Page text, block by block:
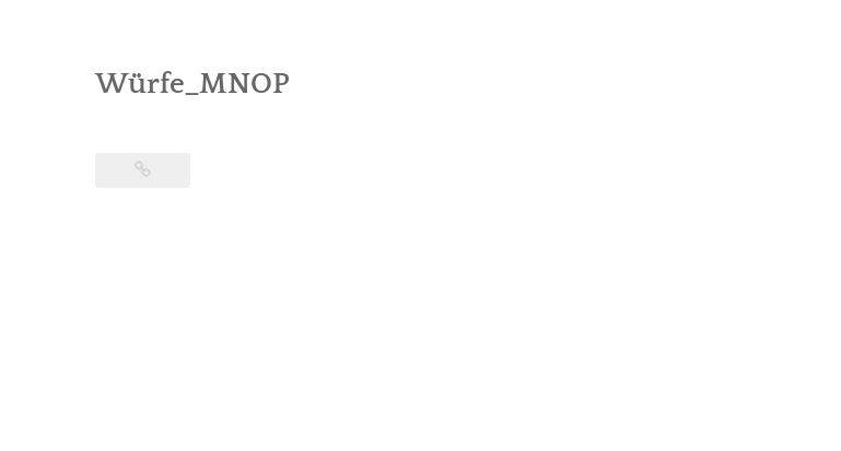
Würfe_MNOP